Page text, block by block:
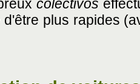
colectivos
d'être plus rapides